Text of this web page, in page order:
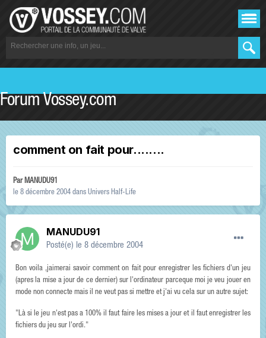
Forum Vossey.com
comment on fait pour........
ParMANUDU91
le 8 décembre 2004 dans Univers Half-Life
MANUDU91
Posté(e) le 8 décembre 2004
Bon voila ,jaimerai savoir comment on fait pour enregistrer les fichiers d'un jeu
(apres la mise a jour de ce dernier) sur l'ordinateur parceque moi je veu jouer en
mode non connecte mais il ne veut pas si mettre et j'ai vu cela sur un autre sujet:
"Là si le jeu n'est pas a 100% il faut faire les mises a jour et il faut enregistrer les
fichiers du jeu sur l'ordi."